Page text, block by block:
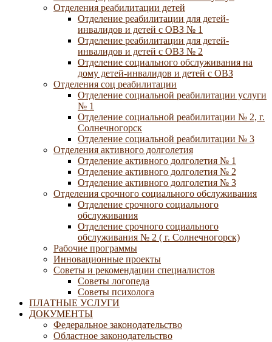
Отделения реабилитации детей
Отделение реабилитации для детей-
инвалидов и детей с ОВЗ № 1
Отделение реабилитации для детей-
инвалидов и детей с ОВЗ № 2
Отделение социального обслуживания на
дому детей-инвалидов и детей с ОВЗ
Отделения соц реабилитации
Отделение социальной реабилитации услуги
№ 1
Отделение социальной реабилитации № 2, г.
Солнечногорск
Отделение социальной реабилитации № 3
Отделения активного долголетия
Отделение активного долголетия № 1
Отделение активного долголетия № 2
Отделение активного долголетия № 3
Отделения срочного социального обслуживания
Отделение срочного социального
обслуживания
Отделение срочного социального
обслуживания № 2 ( г. Солнечногорск)
Рабочие программы
Инновационные проекты
Советы и рекомендации специалистов
Советы логопеда
Советы психолога
ПЛАТНЫЕ УСЛУГИ
ДОКУМЕНТЫ
Федеральное законодательство
Областное законодательство